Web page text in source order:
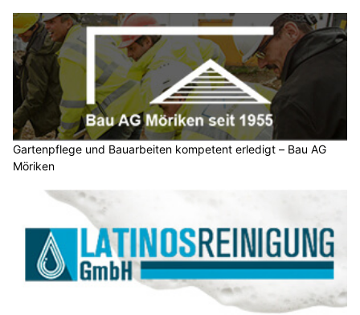
Gartenpflege und Bauarbeiten kompetent erledigt – Bau AG
Möriken